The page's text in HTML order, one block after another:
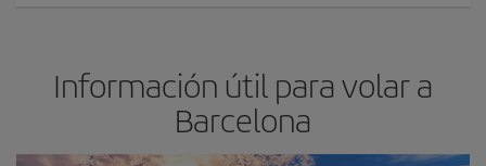
Información útil para volar a
Barcelona